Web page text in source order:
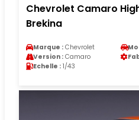
Chevrolet Camaro
Brekina
Marque : Chevrolet
Version : Camaro
Echelle : 1/43